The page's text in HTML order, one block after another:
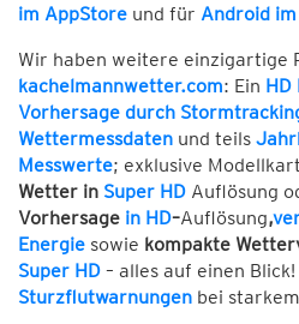
im AppStore und für Android
Wir haben weitere einzigartige
kachelmannwetter.com: Ein HD
Vorhersage durch
Wettermessdaten und teils
Messwerte; exklusive
Wetter in Super HD Auflösung
Vorhersage in HD–Auflösung,
Energie sowie kompakte
Super HD – alles auf einen
Sturzflutwarnungen bei